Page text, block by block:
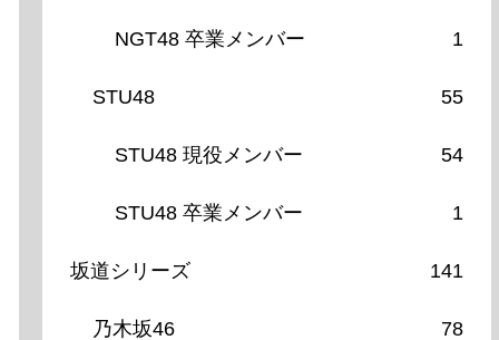
NGT48 卒業メンバー 1
STU48 55
STU48 現役メンバー 54
STU48 卒業メンバー 1
坂道シリーズ 141
乃木坂46 78